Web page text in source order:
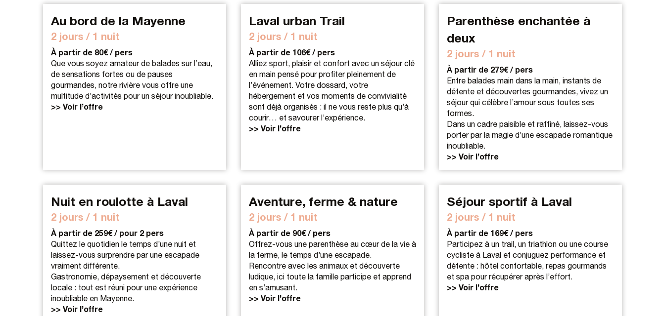
Au bord de la Mayenne
2 jours / 1 nuit
À partir de 80€ / pers
Que vous soyez amateur de balades sur l’eau,
de sensations fortes ou de pauses
gourmandes, notre rivière vous offre une
multitude d’activités pour un séjour inoubliable.
>> Voir l’offre
Laval urban Trail
2 jours / 1 nuit
À partir de 106€ / pers
Alliez sport, plaisir et confort avec un séjour clé
en main pensé pour profiter pleinement de
l’événement. Votre dossard, votre
hébergement et vos moments de convivialité
sont déjà organisés : il ne vous reste plus qu’à
courir… et savourer l’expérience.
>> Voir l’offre
Parenthèse enchantée à
deux
2 jours / 1 nuit
À partir de 279€ / pers
Entre balades main dans la main, instants de
détente et découvertes gourmandes, vivez un
séjour qui célèbre l’amour sous toutes ses
formes.
Dans un cadre paisible et raffiné, laissez-vous
porter par la magie d’une escapade romantique
inoubliable.
>> Voir l’offre
Nuit en roulotte à Laval
2 jours / 1 nuit
À partir de 259€ / pour 2 pers
Quittez le quotidien le temps d’une nuit et
laissez-vous surprendre par une escapade
vraiment différente.
Gastronomie, dépaysement et découverte
locale : tout est réuni pour une expérience
inoubliable en Mayenne.
>> Voir l’offre
Aventure, ferme & nature
2 jours / 1 nuit
À partir de 90€ / pers
Offrez-vous une parenthèse au cœur de la vie à
la ferme, le temps d’une escapade.
Rencontre avec les animaux et découverte
ludique, ici toute la famille participe et apprend
en s’amusant.
>> Voir l’offre
Séjour sportif à Laval
2 jours / 1 nuit
À partir de 169€ / pers
Participez à un trail, un triathlon ou une course
cycliste à Laval et conjuguez performance et
détente : hôtel confortable, repas gourmands
et spa pour récupérer après l’effort.
>> Voir l’offre